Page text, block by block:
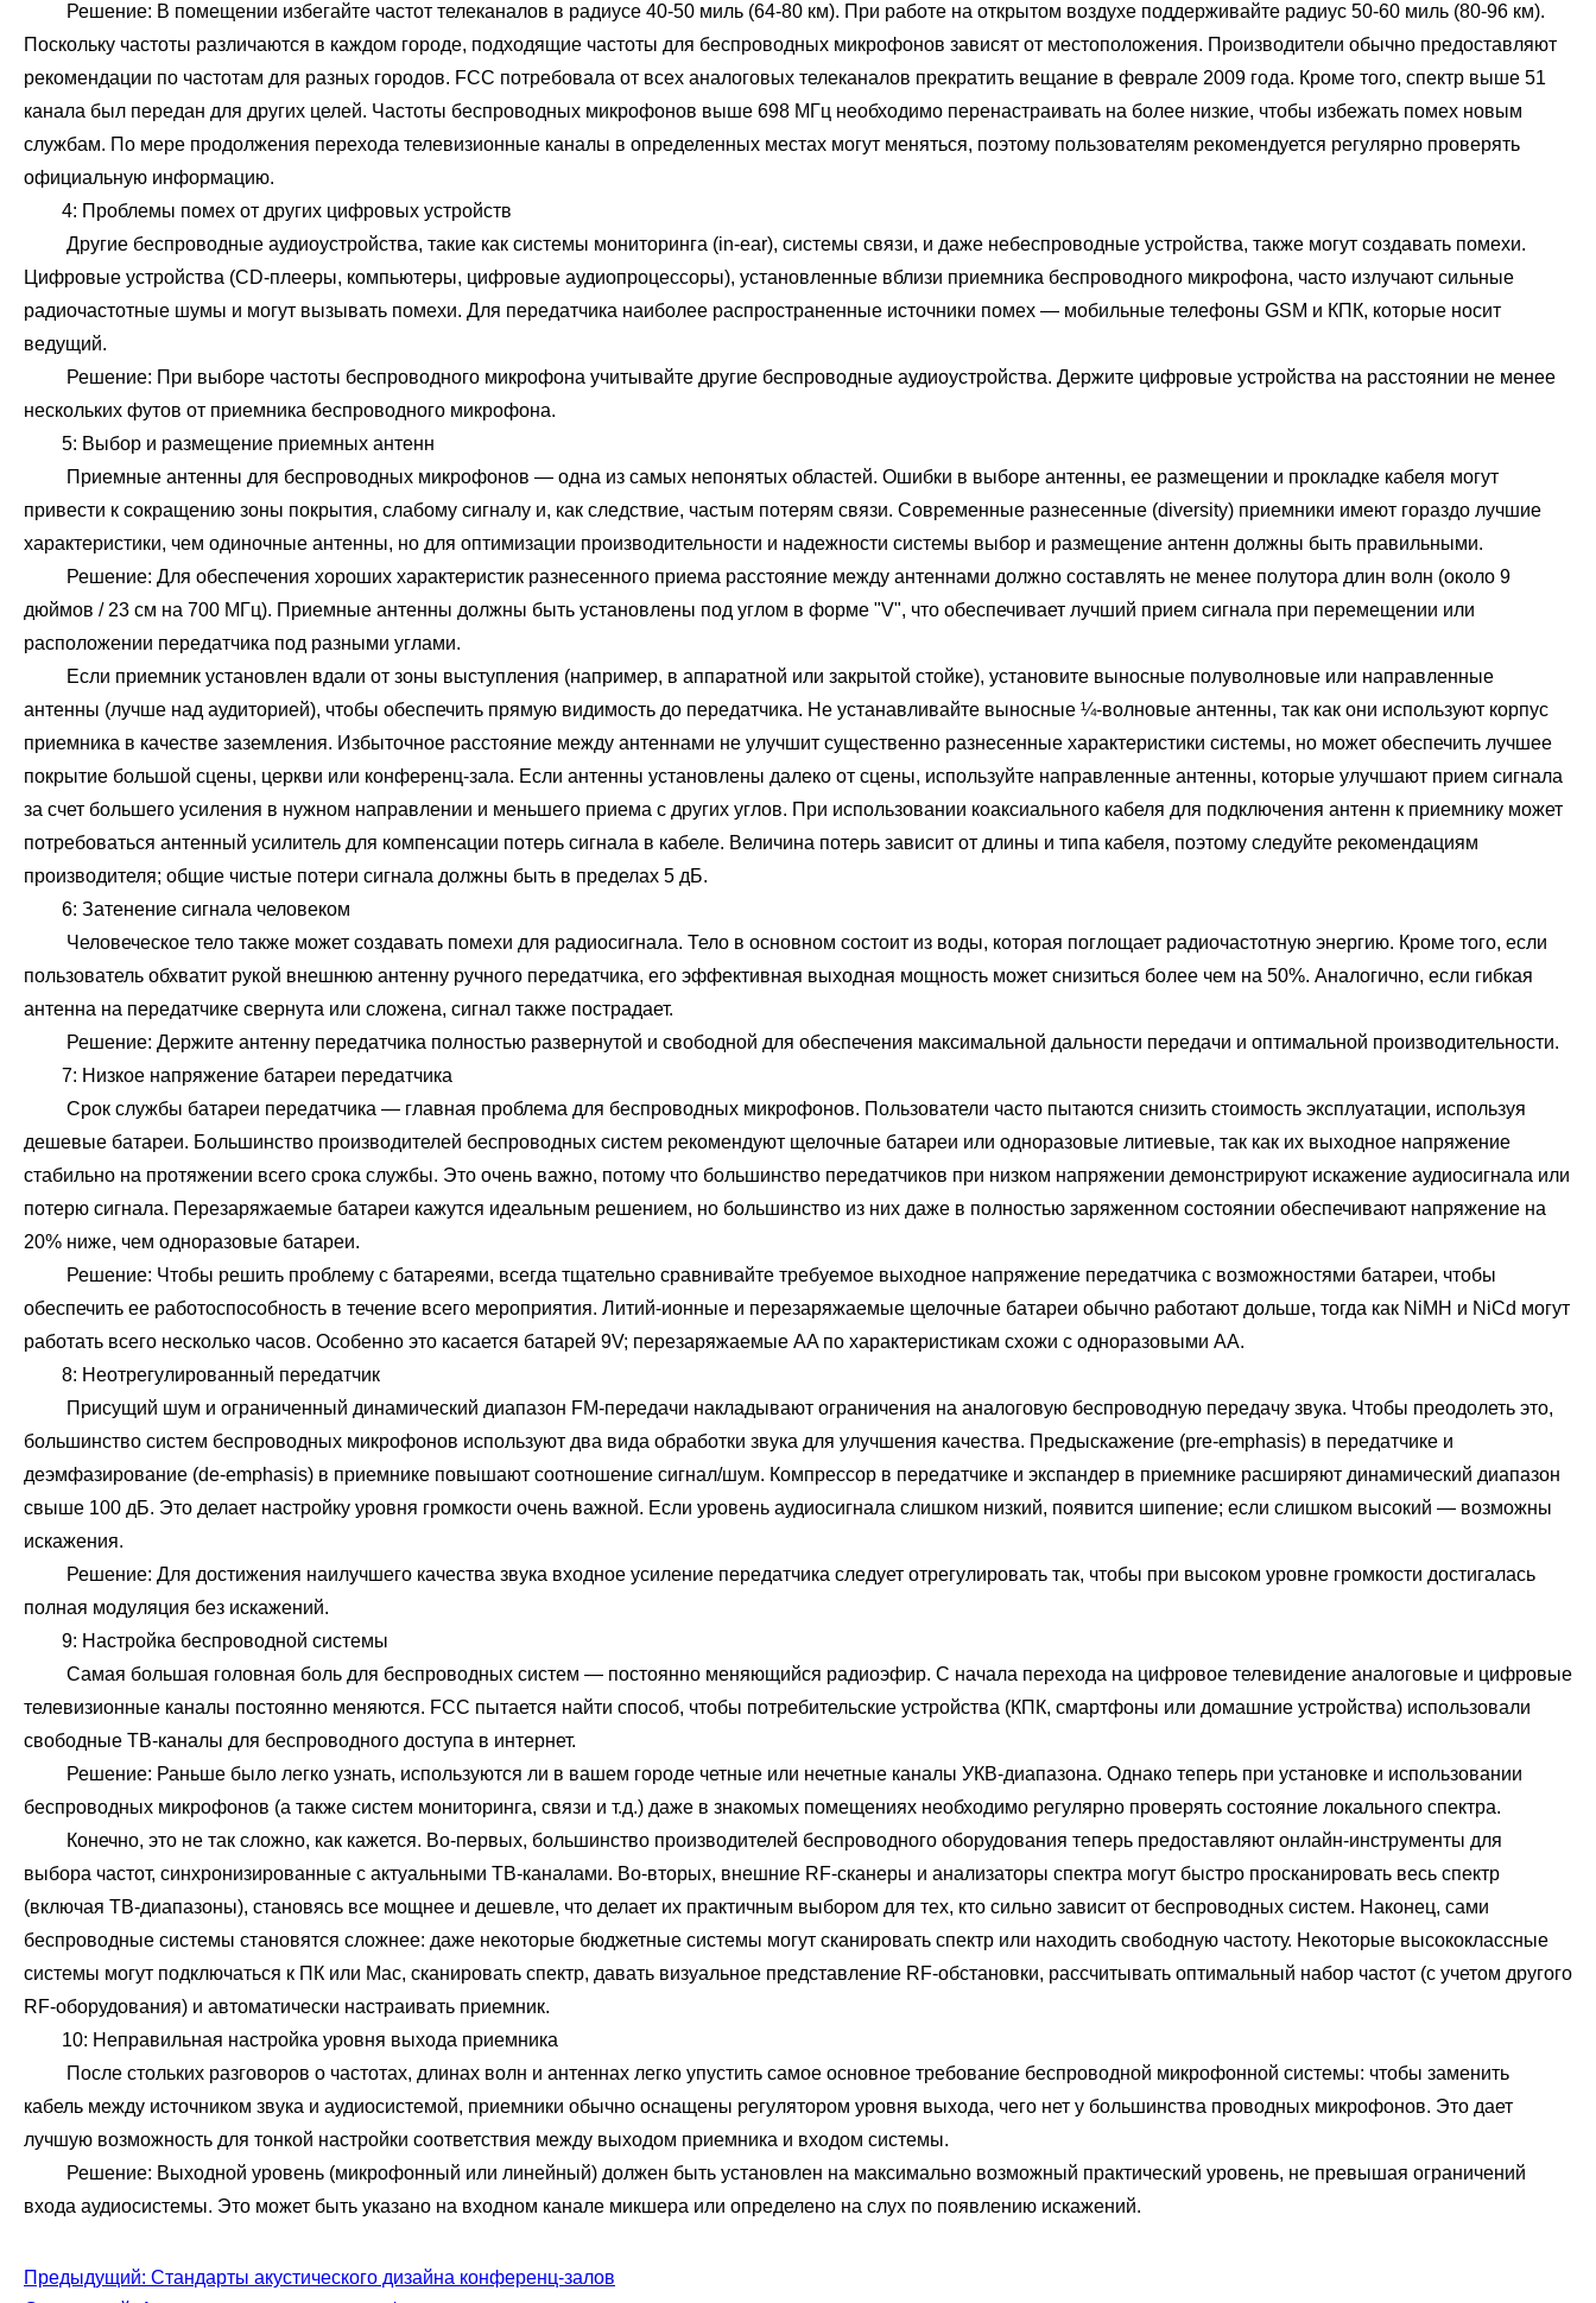
Решение: В помещении избегайте частот телеканалов в радиусе 40-50 миль (64-80 км). При работе на открытом воздухе поддерживайте радиус 50-60 миль (80-96 км).
Поскольку частоты различаются в каждом городе, подходящие частоты для беспроводных микрофонов зависят от местоположения. Производители обычно предоставляют
рекомендации по частотам для разных городов. FCC потребовала от всех аналоговых телеканалов прекратить вещание в феврале 2009 года. Кроме того, спектр выше 51
канала был передан для других целей. Частоты беспроводных микрофонов выше 698 МГц необходимо перенастраивать на более низкие, чтобы избежать помех новым
службам. По мере продолжения перехода телевизионные каналы в определенных местах могут меняться, поэтому пользователям рекомендуется регулярно проверять
официальную информацию.
4: Проблемы помех от других цифровых устройств
Другие беспроводные аудиоустройства, такие как системы мониторинга (in-ear), системы связи, и даже небеспроводные устройства, также могут создавать помехи.
Цифровые устройства (CD-плееры, компьютеры, цифровые аудиопроцессоры), установленные вблизи приемника беспроводного микрофона, часто излучают сильные
радиочастотные шумы и могут вызывать помехи. Для передатчика наиболее распространенные источники помех — мобильные телефоны GSM и КПК, которые носит
ведущий.
Решение: При выборе частоты беспроводного микрофона учитывайте другие беспроводные аудиоустройства. Держите цифровые устройства на расстоянии не менее
нескольких футов от приемника беспроводного микрофона.
5: Выбор и размещение приемных антенн
Приемные антенны для беспроводных микрофонов — одна из самых непонятых областей. Ошибки в выборе антенны, ее размещении и прокладке кабеля могут
привести к сокращению зоны покрытия, слабому сигналу и, как следствие, частым потерям связи. Современные разнесенные (diversity) приемники имеют гораздо лучшие
характеристики, чем одиночные антенны, но для оптимизации производительности и надежности системы выбор и размещение антенн должны быть правильными.
Решение: Для обеспечения хороших характеристик разнесенного приема расстояние между антеннами должно составлять не менее полутора длин волн (около 9
дюймов / 23 см на 700 МГц). Приемные антенны должны быть установлены под углом в форме "V", что обеспечивает лучший прием сигнала при перемещении или
расположении передатчика под разными углами.
Если приемник установлен вдали от зоны выступления (например, в аппаратной или закрытой стойке), установите выносные полуволновые или направленные
антенны (лучше над аудиторией), чтобы обеспечить прямую видимость до передатчика. Не устанавливайте выносные ¼-волновые антенны, так как они используют корпус
приемника в качестве заземления. Избыточное расстояние между антеннами не улучшит существенно разнесенные характеристики системы, но может обеспечить лучшее
покрытие большой сцены, церкви или конференц-зала. Если антенны установлены далеко от сцены, используйте направленные антенны, которые улучшают прием сигнала
за счет большего усиления в нужном направлении и меньшего приема с других углов. При использовании коаксиального кабеля для подключения антенн к приемнику может
потребоваться антенный усилитель для компенсации потерь сигнала в кабеле. Величина потерь зависит от длины и типа кабеля, поэтому следуйте рекомендациям
производителя; общие чистые потери сигнала должны быть в пределах 5 дБ.
6: Затенение сигнала человеком
Человеческое тело также может создавать помехи для радиосигнала. Тело в основном состоит из воды, которая поглощает радиочастотную энергию. Кроме того, если
пользователь обхватит рукой внешнюю антенну ручного передатчика, его эффективная выходная мощность может снизиться более чем на 50%. Аналогично, если гибкая
антенна на передатчике свернута или сложена, сигнал также пострадает.
Решение: Держите антенну передатчика полностью развернутой и свободной для обеспечения максимальной дальности передачи и оптимальной производительности.
7: Низкое напряжение батареи передатчика
Срок службы батареи передатчика — главная проблема для беспроводных микрофонов. Пользователи часто пытаются снизить стоимость эксплуатации, используя
дешевые батареи. Большинство производителей беспроводных систем рекомендуют щелочные батареи или одноразовые литиевые, так как их выходное напряжение
стабильно на протяжении всего срока службы. Это очень важно, потому что большинство передатчиков при низком напряжении демонстрируют искажение аудиосигнала или
потерю сигнала. Перезаряжаемые батареи кажутся идеальным решением, но большинство из них даже в полностью заряженном состоянии обеспечивают напряжение на
20% ниже, чем одноразовые батареи.
Решение: Чтобы решить проблему с батареями, всегда тщательно сравнивайте требуемое выходное напряжение передатчика с возможностями батареи, чтобы
обеспечить ее работоспособность в течение всего мероприятия. Литий-ионные и перезаряжаемые щелочные батареи обычно работают дольше, тогда как NiMH и NiCd могут
работать всего несколько часов. Особенно это касается батарей 9V; перезаряжаемые AA по характеристикам схожи с одноразовыми AA.
8: Неотрегулированный передатчик
Присущий шум и ограниченный динамический диапазон FM-передачи накладывают ограничения на аналоговую беспроводную передачу звука. Чтобы преодолеть это,
большинство систем беспроводных микрофонов используют два вида обработки звука для улучшения качества. Предыскажение (pre-emphasis) в передатчике и
деэмфазирование (de-emphasis) в приемнике повышают соотношение сигнал/шум. Компрессор в передатчике и экспандер в приемнике расширяют динамический диапазон
свыше 100 дБ. Это делает настройку уровня громкости очень важной. Если уровень аудиосигнала слишком низкий, появится шипение; если слишком высокий — возможны
искажения.
Решение: Для достижения наилучшего качества звука входное усиление передатчика следует отрегулировать так, чтобы при высоком уровне громкости достигалась
полная модуляция без искажений.
9: Настройка беспроводной системы
Самая большая головная боль для беспроводных систем — постоянно меняющийся радиоэфир. С начала перехода на цифровое телевидение аналоговые и цифровые
телевизионные каналы постоянно меняются. FCC пытается найти способ, чтобы потребительские устройства (КПК, смартфоны или домашние устройства) использовали
свободные ТВ-каналы для беспроводного доступа в интернет.
Решение: Раньше было легко узнать, используются ли в вашем городе четные или нечетные каналы УКВ-диапазона. Однако теперь при установке и использовании
беспроводных микрофонов (а также систем мониторинга, связи и т.д.) даже в знакомых помещениях необходимо регулярно проверять состояние локального спектра.
Конечно, это не так сложно, как кажется. Во-первых, большинство производителей беспроводного оборудования теперь предоставляют онлайн-инструменты для
выбора частот, синхронизированные с актуальными ТВ-каналами. Во-вторых, внешние RF-сканеры и анализаторы спектра могут быстро просканировать весь спектр
(включая ТВ-диапазоны), становясь все мощнее и дешевле, что делает их практичным выбором для тех, кто сильно зависит от беспроводных систем. Наконец, сами
беспроводные системы становятся сложнее: даже некоторые бюджетные системы могут сканировать спектр или находить свободную частоту. Некоторые высококлассные
системы могут подключаться к ПК или Mac, сканировать спектр, давать визуальное представление RF-обстановки, рассчитывать оптимальный набор частот (с учетом другого
RF-оборудования) и автоматически настраивать приемник.
10: Неправильная настройка уровня выхода приемника
После стольких разговоров о частотах, длинах волн и антеннах легко упустить самое основное требование беспроводной микрофонной системы: чтобы заменить
кабель между источником звука и аудиосистемой, приемники обычно оснащены регулятором уровня выхода, чего нет у большинства проводных микрофонов. Это дает
лучшую возможность для тонкой настройки соответствия между выходом приемника и входом системы.
Решение: Выходной уровень (микрофонный или линейный) должен быть установлен на максимально возможный практический уровень, не превышая ограничений
входа аудиосистемы. Это может быть указано на входном канале микшера или определено на слух по появлению искажений.
Предыдущий: Стандарты акустического дизайна конференц-залов